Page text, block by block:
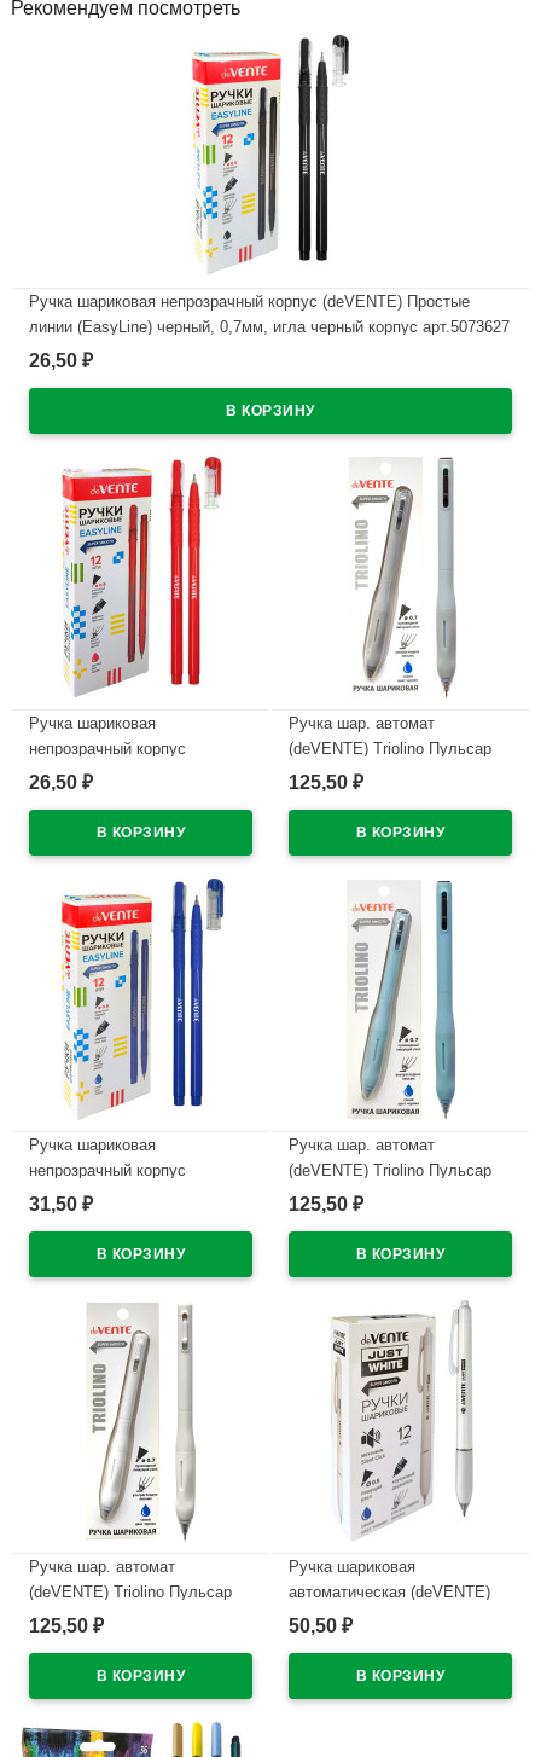
Рекомендуем посмотреть
Ручка шариковая непрозрачный корпус (deVENTE) Простые
линии (EasyLine) черный, 0,7мм, игла черный корпус арт.5073627
В наличии
26,50 ₽
Ручка шариковая
непрозрачный корпус
(deVENTE) Простые линии
игла красный корпус
арт.5073628
В наличии
26,50 ₽
Ручка шар. автомат
(deVENTE) Triolino Пульсар
(Pulsar) н/
арт.5070611 (Ст12)
125,50 ₽
Ручка шариковая
непрозрачный корпус
(deVENTE) Простые линии
синий корпус арт.5073626
31,50 ₽
Ручка шар. автомат
(deVENTE) Triolino Пульсар
(Pulsar) н/
арт.5070610 (Ст12)
125,50 ₽
Ручка шар. автомат
(deVENTE) Triolino Пульсар
(Pulsar) н/
арт.5070609 (Ст12)
125,50 ₽
Ручка шариковая
автоматическая (deVENTE)
ПРОСТО БЕЛЫЙ (JUST
каучуковый держатель,
синий, 0,5мм, масло
50,50 ₽